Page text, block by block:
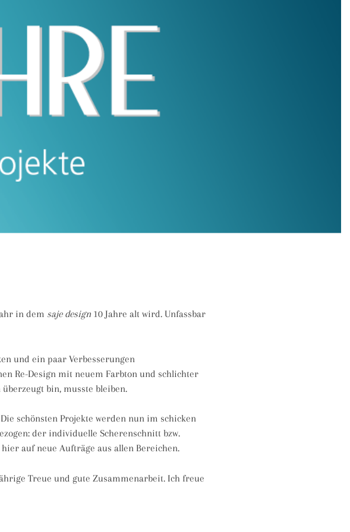
in dem saje design 10 Jahre alt wird. Unfassbar
und ein paar Verbesserungen
Re-Design mit neuem Farbton und schlichter
bin, musste bleiben.
schönsten Projekte werden nun im schicken
der individuelle Scherenschnitt bzw.
auf neue Aufträge aus allen Bereichen.
Treue und gute Zusammenarbeit. Ich freue